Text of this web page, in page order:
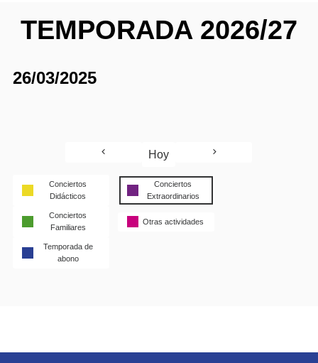
TEMPORADA 2026/27
26/03/2025
Hoy
Conciertos
Didácticos
Conciertos
Extraordinarios
Conciertos
Familiares
Otras actividades
Temporada de
abono